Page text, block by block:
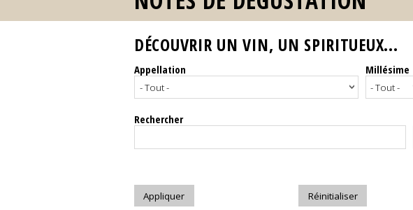
DÉCOUVRIR UN VIN, UN SPIRITUEUX...
Appellation Millésime
Rechercher